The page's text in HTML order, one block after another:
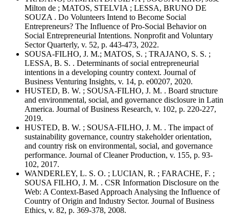
Milton de ; MATOS, STELVIA ; LESSA, BRUNO DE
SOUZA . Do Volunteers Intend to Become Social
Entrepreneurs? The Influence of Pro-Social Behavior on
Social Entrepreneurial Intentions. Nonprofit and Voluntary
Sector Quarterly, v. 52, p. 443-473, 2022.
SOUSA-FILHO, J. M.; MATOS, S. ; TRAJANO, S. S. ;
LESSA, B. S. . Determinants of social entrepreneurial
intentions in a developing country context. Journal of
Business Venturing Insights, v. 14, p. e00207, 2020.
HUSTED, B. W. ; SOUSA-FILHO, J. M. . Board structure
and environmental, social, and governance disclosure in Latin
America. Journal of Business Research, v. 102, p. 220-227,
2019.
HUSTED, B. W. ; SOUSA-FILHO, J. M. . The impact of
sustainability governance, country stakeholder orientation,
and country risk on environmental, social, and governance
performance. Journal of Cleaner Production, v. 155, p. 93-
102, 2017.
WANDERLEY, L. S. O. ; LUCIAN, R. ; FARACHE, F. ;
SOUSA FILHO, J. M. . CSR Information Disclosure on the
Web: A Context-Based Approach Analysing the Influence of
Country of Origin and Industry Sector. Journal of Business
Ethics, v. 82, p. 369-378, 2008.